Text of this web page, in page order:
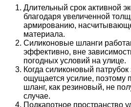
Длительный срок активной
благодаря увеличенной
армированию,
материала.
Силиконовые шланги
эффективно, вне
погодных условий на улице.
Когда силиконовый патрубок
ощущается усилие, поэтому
шланг, как резиновый, не
случае.
Подкапотное пространство